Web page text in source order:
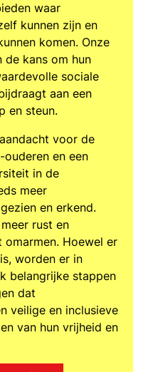
waar
kunnen zijn en
komen. Onze
de kans om hun
sociale
aan een
en steun.
voor de
ouderen en een
in de
meer
en erkend.
rust en
Hoewel er
worden er in
belangrijke stappen
dat
veilige en inclusieve
van hun vrijheid en